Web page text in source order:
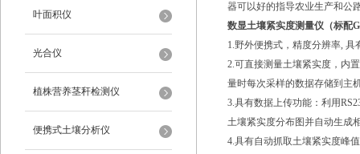
叶面积仪
光合仪
植株营养茎秆检测仪
便携式土壤分析仪
器可以好的指导农业生产和公
数显土壤紧实度测量仪 （标配
1.野外便携式，精度分辨率,
2.可直接测量土壤紧实度，内
量时每次采样的数据存储到主
3.具有数据上传功能：利用
土壤紧实度分布图并自动生成
4.具有自动抓取土壤紧实度峰